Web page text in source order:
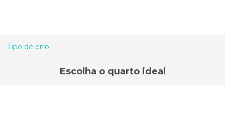
Tipo de erro
Escolha o quarto ideal